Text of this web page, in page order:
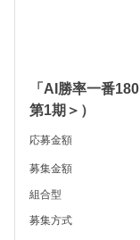
「AI勝率一番
第1期＞）
応募金額
募集金額
組合型
募集方式